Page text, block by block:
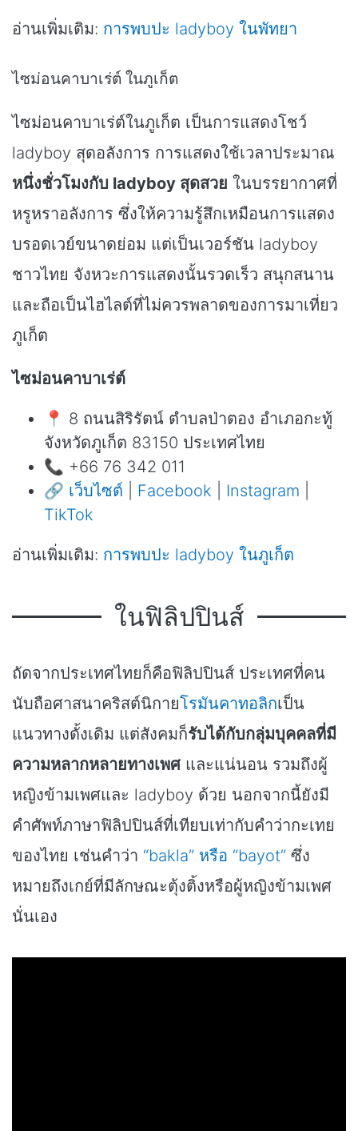
อ่านเพิ่มเติม: การพบปะ ladyboy ในพัทยา
ไซม่อนคาบาเร่ต์ ในภูเก็ต
ไซม่อนคาบาเร่ต์ในภูเก็ต เป็นการแสดงโชว์
ladyboy สุดอลังการ การแสดงใช้เวลาประมาณ
หนึ่งชั่วโมงกับ ladyboy สุดสวย ในบรรยากาศที่
หรูหราอลังการ ซึ่งให้ความรู้สึกเหมือนการแสดง
บรอดเวย์ขนาดย่อม แต่เป็นเวอร์ชัน ladyboy
ชาวไทย จังหวะการแสดงนั้นรวดเร็ว สนุกสนาน
และถือเป็นไฮไลต์ที่ไม่ควรพลาดของการมาเที่ยว
ภูเก็ต
ไซม่อนคาบาเร่ต์
📍 8 ถนนสิริรัตน์ ตำบลป่าตอง อำเภอกะทู้
จังหวัดภูเก็ต 83150 ประเทศไทย
📞 +66 76 342 011
🔗 เว็บไซต์ Facebook Instagram
TikTok
อ่านเพิ่มเติม: การพบปะ ladyboy ในภูเก็ต
ในฟิลิปปินส์
ถัดจากประเทศไทยก็คือฟิลิปปินส์ ประเทศที่คน
นับถือศาสนาคริสต์นิกายโรมันคาทอลิกเป็น
แนวทางดั้งเดิม แต่สังคมก็รับได้กับกลุ่มบุคคลที่มี
ความหลากหลายทางเพศและแน่นอน รวมถึงผู้
หญิงข้ามเพศและ ladyboy ด้วย นอกจากนี้ยังมี
คำศัพท์ภาษาฟิลิปปินส์ที่เทียบเท่ากับคำว่ากะเทย
ของไทย เช่นคำว่า “bakla” หรือ “bayot” ซึ่ง
หมายถึงเกย์ที่มีลักษณะตุ้งติ้งหรือผู้หญิงข้ามเพศ
นั่นเอง